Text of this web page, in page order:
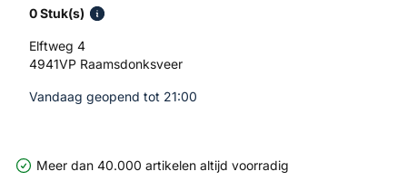
0 Stuk(s)
Elftweg 4
4941VP Raamsdonksveer
Vandaag geopend tot 21:00
Meer dan 40.000 artikelen altijd voorradig